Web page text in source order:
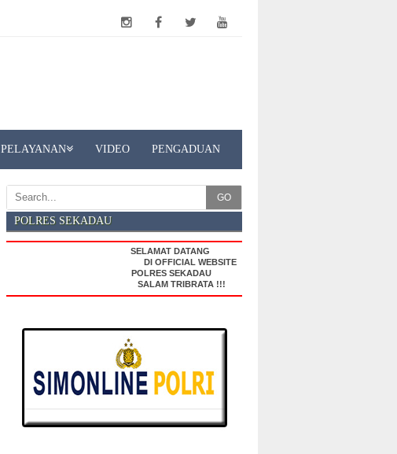
PELAYANAN VIDEO PENGADUAN
GO
POLRES SEKADAU
SELAMAT DATANG
DI OFFICIAL WEBSITE
POLRES SEKADAU
SALAM TRIBRATA !!!